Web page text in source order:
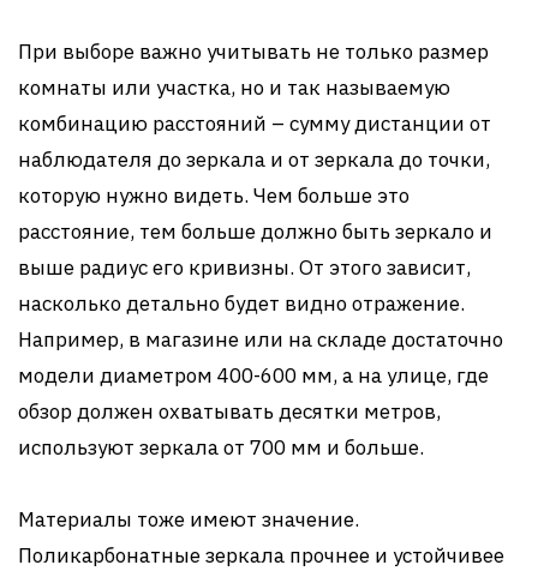
При выборе важно учитывать не только размер
комнаты или участка, но и так называемую
комбинацию расстояний – сумму дистанции от
наблюдателя до зеркала и от зеркала до точки,
которую нужно видеть. Чем больше это
расстояние, тем больше должно быть зеркало и
выше радиус его кривизны. От этого зависит,
насколько детально будет видно отражение.
Например, в магазине или на складе достаточно
модели диаметром 400-600 мм, а на улице, где
обзор должен охватывать десятки метров,
используют зеркала от 700 мм и больше.
Материалы тоже имеют значение.
Поликарбонатные зеркала прочнее и устойчивее